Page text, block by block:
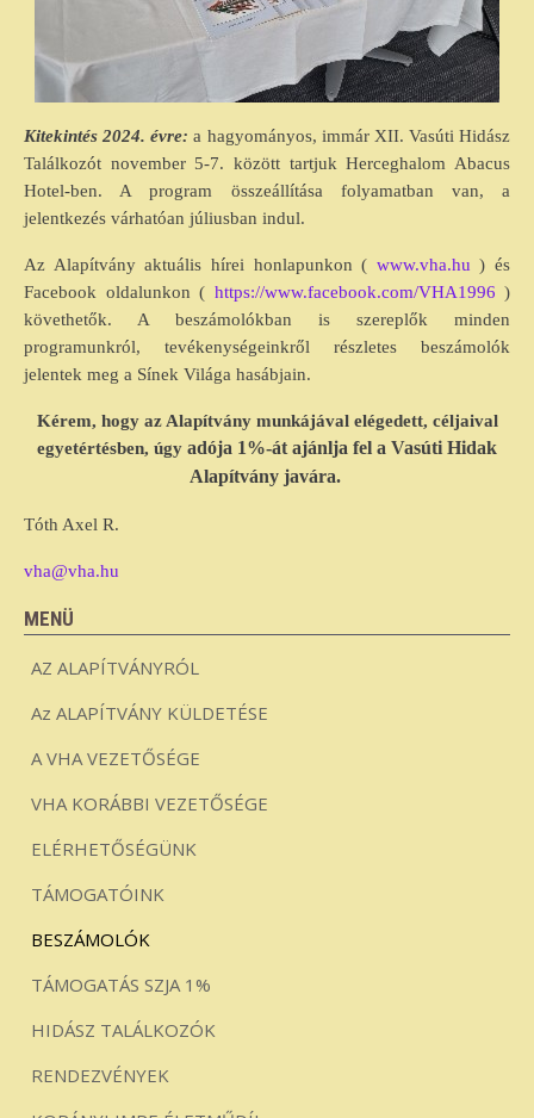
Kitekintés 2024. évre: a hagyományos, immár XII. Vasúti Hidász
Találkozót november 5-7. között tartjuk Herceghalom Abacus
Hotel-ben. A program összeállítása folyamatban van, a
jelentkezés várhatóan júliusban indul.
Az Alapítvány aktuális hírei honlapunkon ( www.vha.hu ) és
Facebook oldalunkon ( https://www.facebook.com/VHA1996 )
követhetők. A beszámolókban is szereplők minden
programunkról, tevékenységeinkről részletes beszámolók
jelentek meg a Sínek Világa hasábjain.
Kérem, hogy az Alapítvány munkájával elégedett, céljaival
egyetértésben, úgy adója 1%-át ajánlja fel a Vasúti Hidak
Alapítvány javára.
Tóth Axel R.
vha@vha.hu
MENÜ
AZ ALAPÍTVÁNYRÓL
Az ALAPÍTVÁNY KÜLDETÉSE
A VHA VEZETŐSÉGE
VHA KORÁBBI VEZETŐSÉGE
ELÉRHETŐSÉGÜNK
TÁMOGATÓINK
BESZÁMOLÓK
TÁMOGATÁS SZJA 1%
HIDÁSZ TALÁLKOZÓK
RENDEZVÉNYEK